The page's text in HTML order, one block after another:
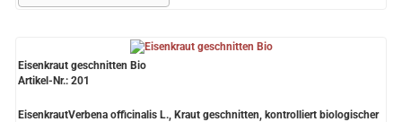
Eisenkraut geschnitten Bio
Artikel-Nr.: 201
EisenkrautVerbena officinalis L., Kraut geschnitten, kontrolliert biologischer